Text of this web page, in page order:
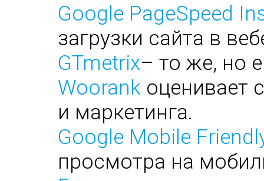
Google PageSpeed
загрузки сайта в
GTmetrix– то же, но
Woorank оценивает
и маркетинга.
Google Mobile
просмотра на